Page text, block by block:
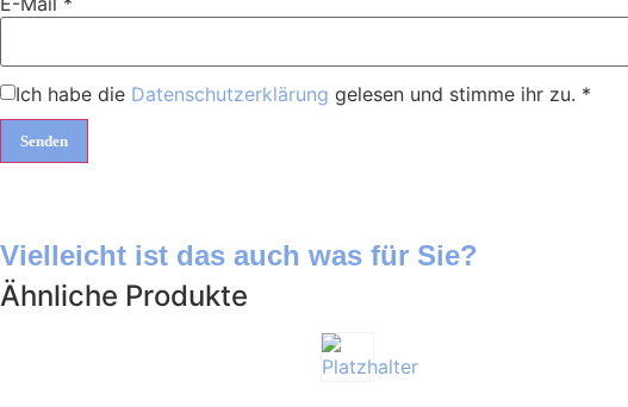
Ich habe die Datenschutzerklärung gelesen und stimme ihr zu. *
Vielleicht ist das auch was für Sie?
Ähnliche Produkte